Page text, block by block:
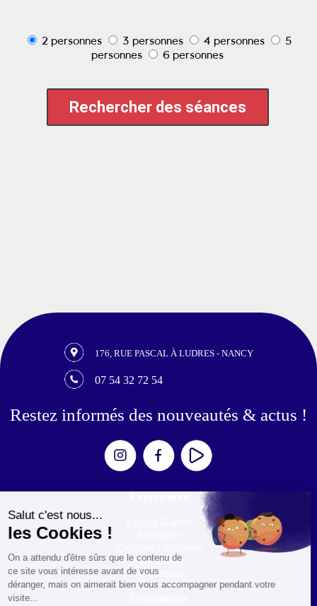
2 personnes 3 personnes 4 personnes
5
personnes
6 personnes
176, RUE PASCAL À LUDRES - NANCY
07 54 32 72 54
Restez informés des nouveautés & actus !
Simulateurs
Mouvement